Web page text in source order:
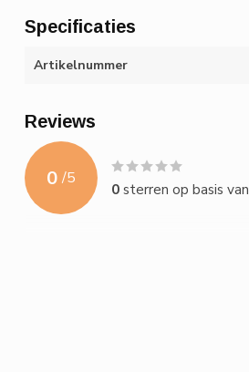
Specificaties
Artikelnummer
Reviews
0 /5
0sterren op basis van